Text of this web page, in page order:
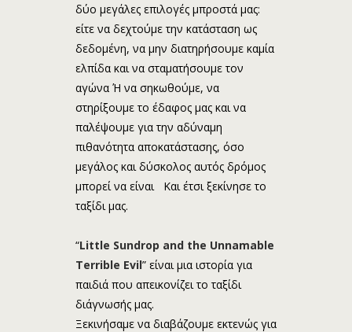
δύο μεγάλες επιλογές μπροστά μας:
είτε να δεχτούμε την κατάσταση ως
δεδομένη, να μην διατηρήσουμε καμία
ελπίδα και να σταματήσουμε τον
αγώνα Ή να σηκωθούμε, να
στηρίξουμε το έδαφος μας και να
παλέψουμε για την αδύναμη
πιθανότητα αποκατάστασης, όσο
μεγάλος και δύσκολος αυτός δρόμος
μπορεί να είναι Και έτσι ξεκίνησε το
ταξίδι μας.
“Little Sundrop and the Unnamable
Terrible Evil” είναι μια ιστορία για
παιδιά που απεικονίζει το ταξίδι
διάγνωσής μας.
Ξεκινήσαμε να διαβάζουμε εκτενώς για